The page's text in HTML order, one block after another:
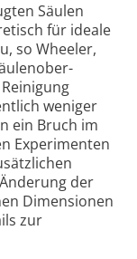
Säulen
für ideale
so Wheeler,
weniger
ein Bruch im
Experimenten
der
Dimensionen
zur